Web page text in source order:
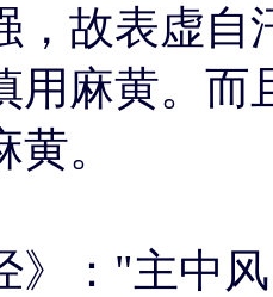
，故表虚自
用麻黄。
。
》："主中